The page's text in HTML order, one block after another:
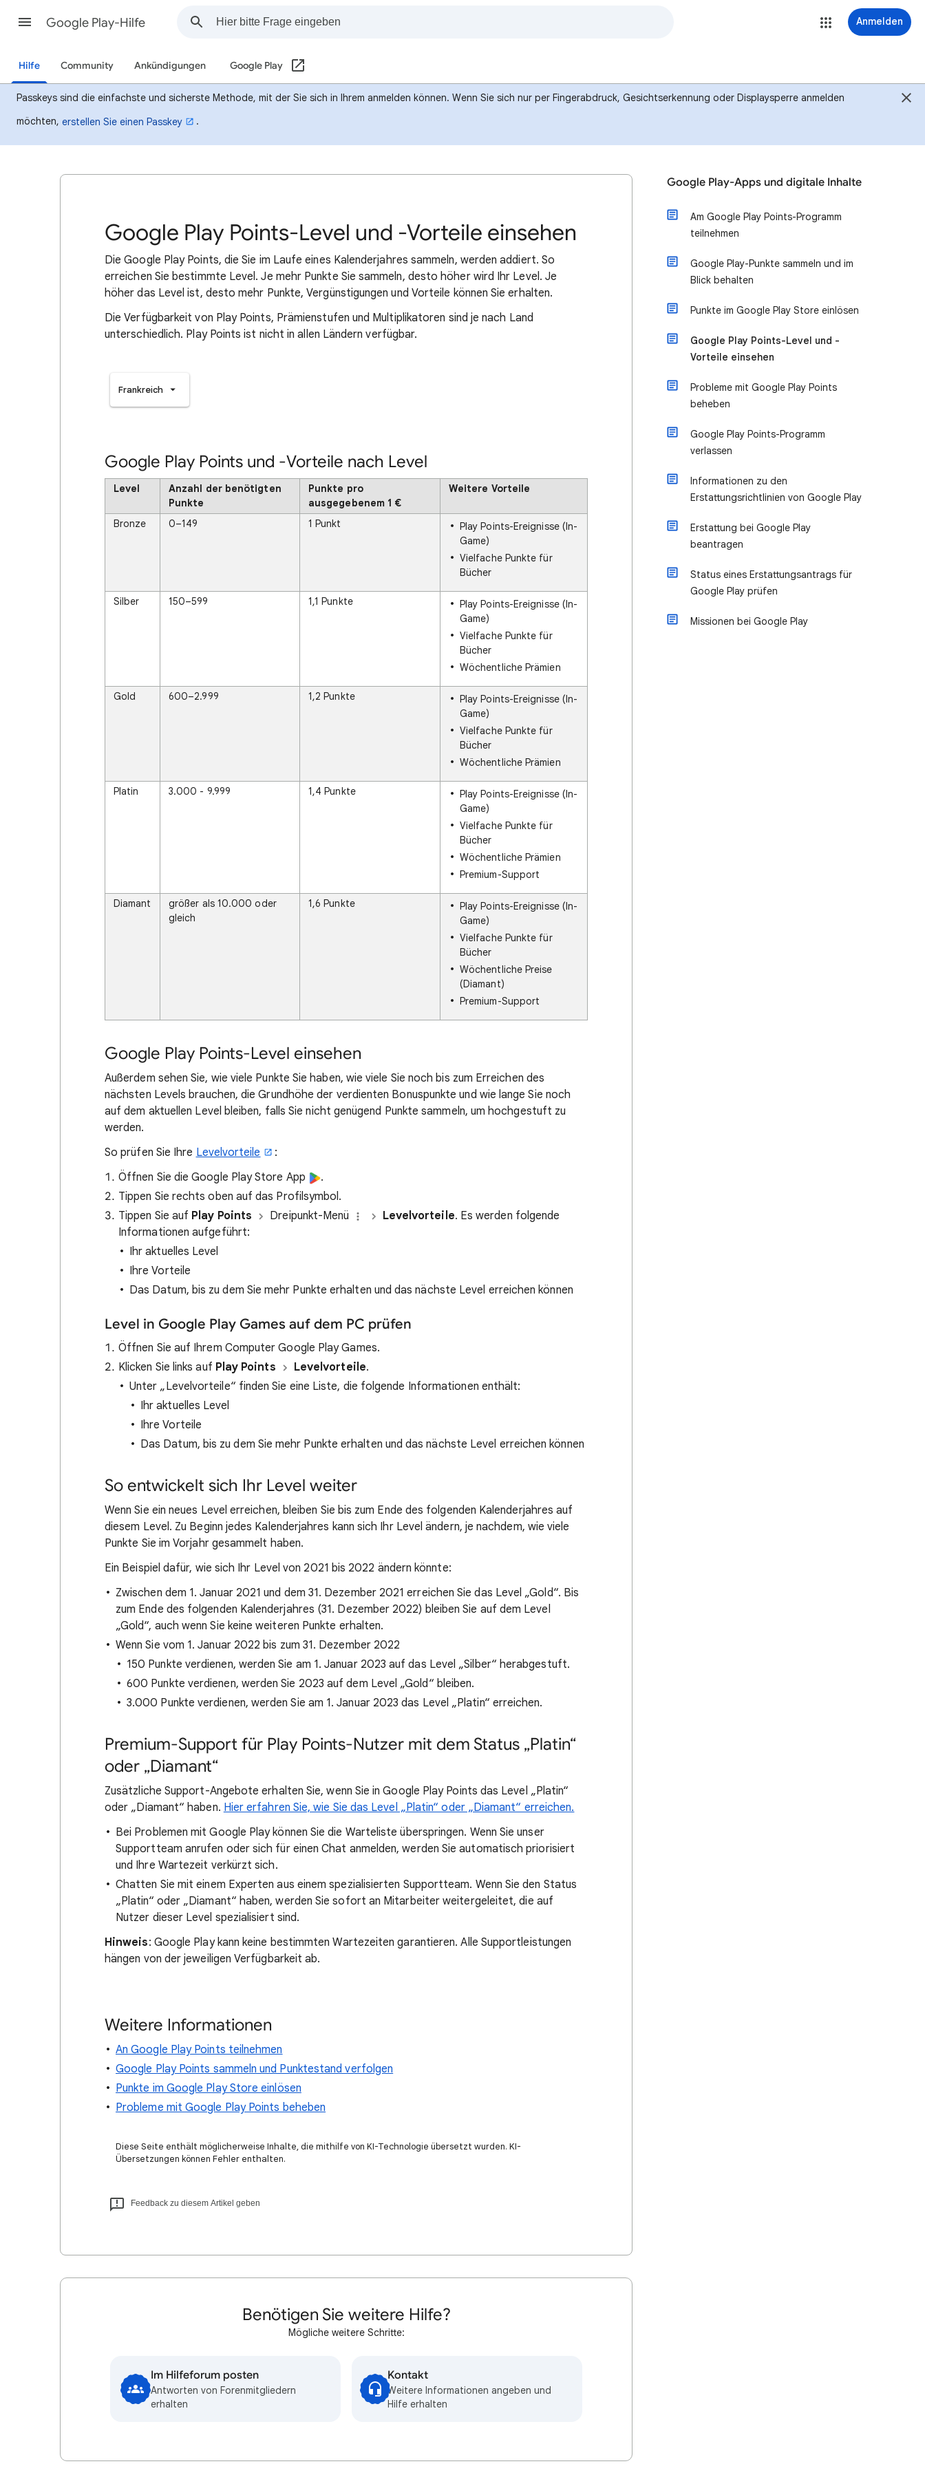
Google Play-Hilfe Anmelden
Hilfe Community Ankündigungen Google Play
Passkeys sind die einfachste und sicherste Methode, mit der Sie sich in Ihrem anmelden können. Wenn Sie sich nur per Fingerabdruck, Gesichtserkennung oder Displaysperre anmelden
möchten, erstellen Sie einen Passkey .
Google Play Points-Level und -Vorteile einsehen
Die Google Play Points, die Sie im Laufe eines Kalenderjahres sammeln, werden addiert. So
erreichen Sie bestimmte Level. Je mehr Punkte Sie sammeln, desto höher wird Ihr Level. Je
höher das Level ist, desto mehr Punkte, Vergünstigungen und Vorteile können Sie erhalten.
Die Verfügbarkeit von Play Points, Prämienstufen und Multiplikatoren sind je nach Land
unterschiedlich. Play Points ist nicht in allen Ländern verfügbar.
Frankreich
Google Play Points und -Vorteile nach Level
Level
Anzahl der benötigten
Punkte
Punkte pro
ausgegebenem 1 €
Weitere Vorteile
Bronze 0–149 1 Punkt
Play Points-Ereignisse (In-
Game)
Vielfache Punkte für
Bücher
Silber 150–599 1,1 Punkte
Play Points-Ereignisse (In-
Game)
Vielfache Punkte für
Bücher
Wöchentliche Prämien
Gold 600–2.999 1,2 Punkte
Play Points-Ereignisse (In-
Game)
Vielfache Punkte für
Bücher
Wöchentliche Prämien
Platin 3.000 - 9.999 1,4 Punkte
Play Points-Ereignisse (In-
Game)
Vielfache Punkte für
Bücher
Wöchentliche Prämien
Premium-Support
Diamant
größer als 10.000 oder
gleich
1,6 Punkte
Play Points-Ereignisse (In-
Game)
Vielfache Punkte für
Bücher
Wöchentliche Preise
(Diamant)
Premium-Support
Google Play Points-Level einsehen
Außerdem sehen Sie, wie viele Punkte Sie haben, wie viele Sie noch bis zum Erreichen des
nächsten Levels brauchen, die Grundhöhe der verdienten Bonuspunkte und wie lange Sie noch
auf dem aktuellen Level bleiben, falls Sie nicht genügend Punkte sammeln, um hochgestuft zu
werden.
So prüfen Sie Ihre Levelvorteile
:
Öffnen Sie die Google Play Store App
.
Tippen Sie rechts oben auf das Profilsymbol.
Tippen Sie auf Play Points Dreipunkt-Menü Levelvorteile. Es werden folgende
Informationen aufgeführt:
Ihr aktuelles Level
Ihre Vorteile
Das Datum, bis zu dem Sie mehr Punkte erhalten und das nächste Level erreichen können
Level in Google Play Games auf dem PC prüfen
Öffnen Sie auf Ihrem Computer Google Play Games.
Klicken Sie links auf Play Points Levelvorteile.
Unter „Levelvorteile“ finden Sie eine Liste, die folgende Informationen enthält:
Ihr aktuelles Level
Ihre Vorteile
Das Datum, bis zu dem Sie mehr Punkte erhalten und das nächste Level erreichen können
So entwickelt sich Ihr Level weiter
Wenn Sie ein neues Level erreichen, bleiben Sie bis zum Ende des folgenden Kalenderjahres auf
diesem Level. Zu Beginn jedes Kalenderjahres kann sich Ihr Level ändern, je nachdem, wie viele
Punkte Sie im Vorjahr gesammelt haben.
Ein Beispiel dafür, wie sich Ihr Level von 2021 bis 2022 ändern könnte:
Zwischen dem 1. Januar 2021 und dem 31. Dezember 2021 erreichen Sie das Level „Gold“. Bis
zum Ende des folgenden Kalenderjahres (31. Dezember 2022) bleiben Sie auf dem Level
„Gold“, auch wenn Sie keine weiteren Punkte erhalten.
Wenn Sie vom 1. Januar 2022 bis zum 31. Dezember 2022
150 Punkte verdienen, werden Sie am 1. Januar 2023 auf das Level „Silber“ herabgestuft.
600 Punkte verdienen, werden Sie 2023 auf dem Level „Gold“ bleiben.
3.000 Punkte verdienen, werden Sie am 1. Januar 2023 das Level „Platin“ erreichen.
Premium-Support für Play Points-Nutzer mit dem Status „Platin“
oder „Diamant“
Zusätzliche Support-Angebote erhalten Sie, wenn Sie in Google Play Points das Level „Platin“
oder „Diamant“ haben. Hier erfahren Sie, wie Sie das Level „Platin“ oder „Diamant“ erreichen.
Bei Problemen mit Google Play können Sie die Warteliste überspringen. Wenn Sie unser
Supportteam anrufen oder sich für einen Chat anmelden, werden Sie automatisch priorisiert
und Ihre Wartezeit verkürzt sich.
Chatten Sie mit einem Experten aus einem spezialisierten Supportteam. Wenn Sie den Status
„Platin“ oder „Diamant“ haben, werden Sie sofort an Mitarbeiter weitergeleitet, die auf
Nutzer dieser Level spezialisiert sind.
Hinweis: Google Play kann keine bestimmten Wartezeiten garantieren. Alle Supportleistungen
hängen von der jeweiligen Verfügbarkeit ab.
Weitere Informationen
An Google Play Points teilnehmen
Google Play Points sammeln und Punktestand verfolgen
Punkte im Google Play Store einlösen
Probleme mit Google Play Points beheben
Diese Seite enthält möglicherweise Inhalte, die mithilfe von KI-Technologie übersetzt wurden. KI-
Übersetzungen können Fehler enthalten.
Feedback zu diesem Artikel geben
Benötigen Sie weitere Hilfe?
Mögliche weitere Schritte:
Im Hilfeforum posten
Antworten von Forenmitgliedern
erhalten
Kontakt
Weitere Informationen angeben und
Hilfe erhalten
Google Play-Apps und digitale Inhalte
Am Google Play Points-Programm
teilnehmen
Google Play-Punkte sammeln und im
Blick behalten
Punkte im Google Play Store einlösen
Google Play Points-Level und -
Vorteile einsehen
Probleme mit Google Play Points
beheben
Google Play Points-Programm
verlassen
Informationen zu den
Erstattungsrichtlinien von Google Play
Erstattung bei Google Play
beantragen
Status eines Erstattungsantrags für
Google Play prüfen
Missionen bei Google Play